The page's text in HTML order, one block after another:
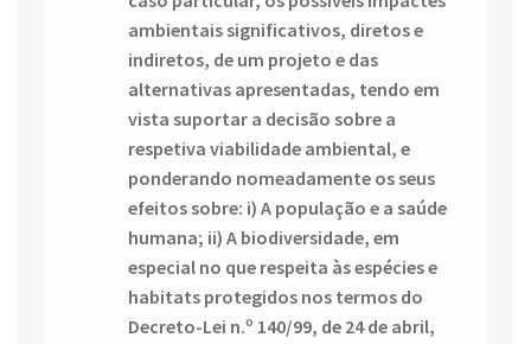
ambientais significativos, diretos e
indiretos, de um projeto e das
alternativas apresentadas, tendo em
vista suportar a decisão sobre a
respetiva viabilidade ambiental, e
ponderando nomeadamente os seus
efeitos sobre: i) A população e a saúde
humana; ii) A biodiversidade, em
especial no que respeita às espécies e
habitats protegidos nos termos do
Decreto-Lei n.º 140/99, de 24 de abril,